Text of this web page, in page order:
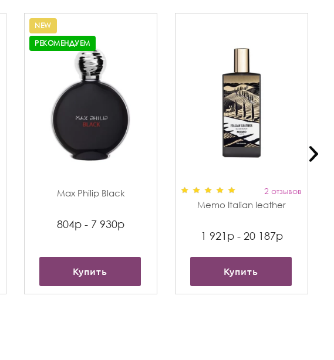
NEW
РЕКОМЕНДУЕМ
Max Philip Black
804р - 7 930р
Купить
2 отзывов
Memo Italian leather
1 921р - 20 187р
Купить